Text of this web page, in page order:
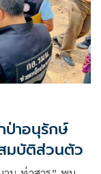
ป่าอนุรักษ์
มบัติส่วนตัว